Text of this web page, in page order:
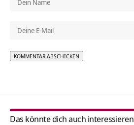
Das könnte dich auch interessieren